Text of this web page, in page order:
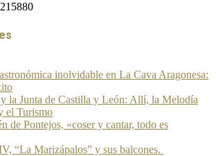
5880
inolvidable en La Cava Aragonesa:
la Junta de Castilla y León: Allí, la Melodía
el Turismo
de Pontejos, «coser y cantar, todo es
“La Marizápalos” y sus balcones.